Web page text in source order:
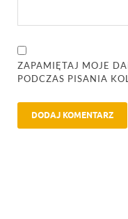
ZAPAMIĘTAJ MOJE
PODCZAS PISANIA